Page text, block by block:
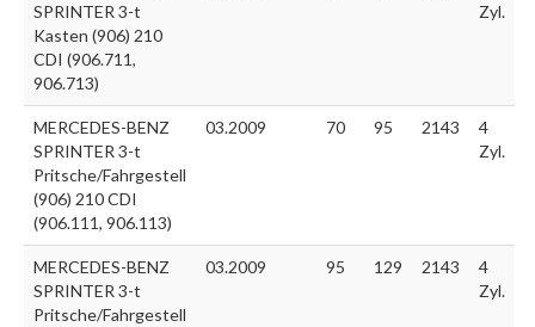
SPRINTER 3-t
Kasten (906) 210
CDI (906.711,
906.713)
Zyl.
MERCEDES-BENZ
SPRINTER 3-t
Pritsche/Fahrgestell
(906) 210 CDI
(906.111, 906.113)
03.2009 70 95 2143
4
Zyl.
MERCEDES-BENZ
SPRINTER 3-t
Pritsche/Fahrgestell
03.2009 95 129 2143
4
Zyl.